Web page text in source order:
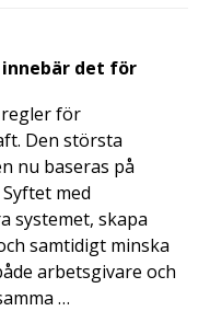
innebär det för
regler för
Den största
nu baseras på
med
systemet, skapa
samtidigt minska
arbetsgivare och
…